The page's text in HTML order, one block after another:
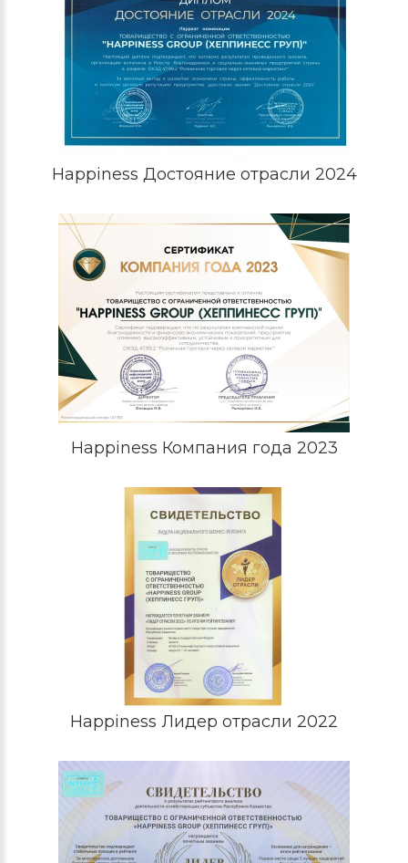
Happiness Достояние отрасли 2024
Happiness Компания года 2023
Happiness Лидер отрасли 2022